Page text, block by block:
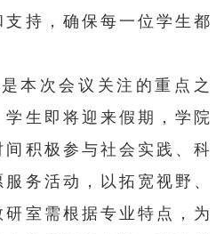
持，确保每一位学生都
本次会议关注的重点之
生即将迎来假期，学院
积极参与社会实践、科
务活动，以拓宽视野、
室需根据专业特点，为